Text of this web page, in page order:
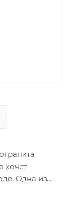
хочет
Одна из